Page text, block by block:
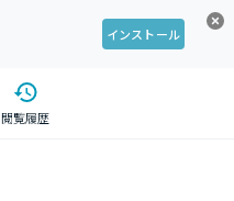
インストール
閲覧履歴